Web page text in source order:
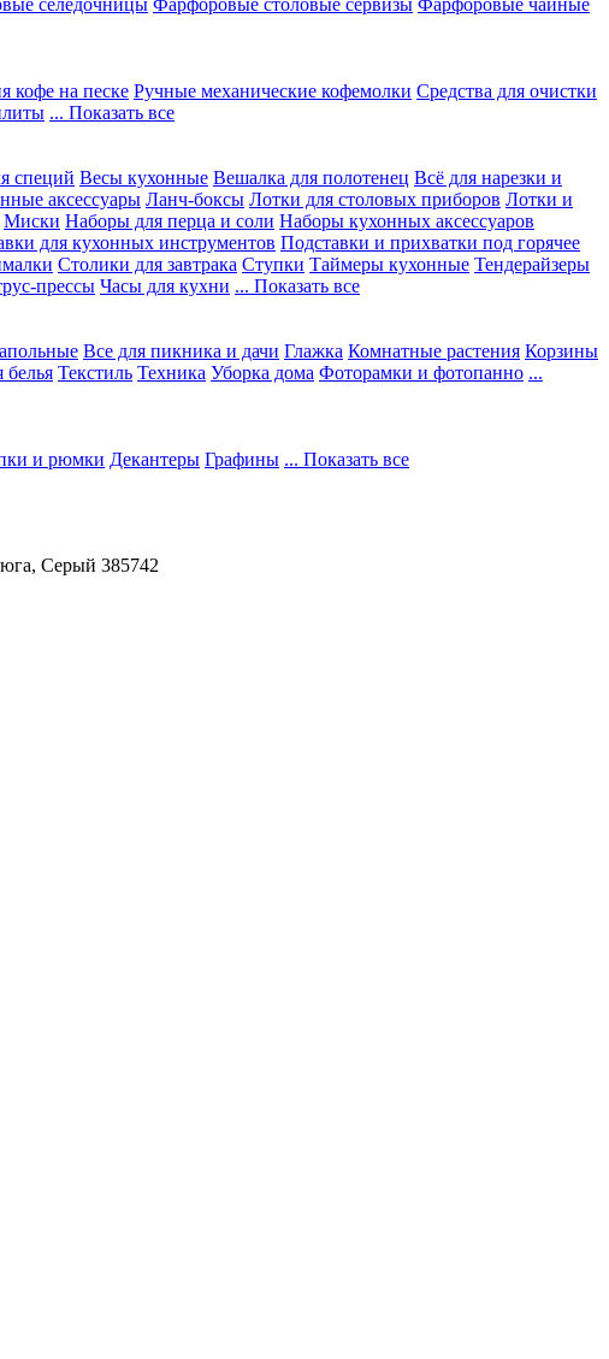
селедочницы Фарфоровые столовые сервизы Фарфоровые чайные
кофе на песке Ручные механические кофемолки Средства для очистки
... Показать все
специй Весы кухонные Вешалка для полотенец Всё для нарезки и
аксессуары Ланч-боксы Лотки для столовых приборов Лотки и
Миски Наборы для перца и соли Наборы кухонных аксессуаров
для кухонных инструментов Подставки и прихватки под горячее
Столики для завтрака Ступки Таймеры кухонные Тендерайзеры
прессы Часы для кухни ... Показать все
Все для пикника и дачи Глажка Комнатные растения Корзины
Текстиль Техника Уборка дома Фоторамки и фотопанно ...
и рюмки Декантеры Графины ... Показать все
Серый 385742